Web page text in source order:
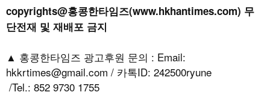
copyrights@홍콩한타임즈(www.hkhantimes.com) 무
단전재 및 재배포 금지
▲ 홍콩한타임즈 광고후원 문의 : Email:
hkkrtimes@gmail.com / 카톡ID: 242500ryune
/Tel.: 852 9730 1755